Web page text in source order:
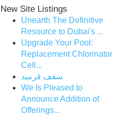
New Site Listings
Unearth The Definitive
Resource to Dubai's ...
Upgrade Your Pool:
Replacement Chlorinator
Cell...
سقف قرميد
We Is Pleased to
Announce Addition of
Offerings...